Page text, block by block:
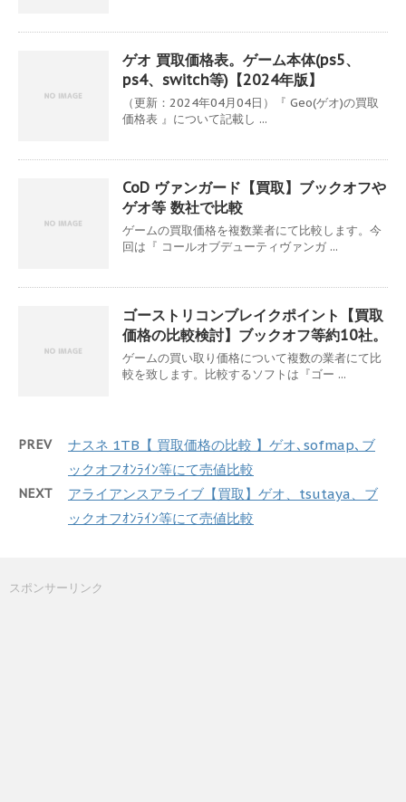
ゲオ 買取価格表。ゲーム本体(ps5、
ps4、switch等)【2024年版】
（更新：2024年04月04日）『 Geo(ゲオ)の買取
価格表 』について記載し ...
CoD ヴァンガード【買取】ブックオフや
ゲオ等 数社で比較
ゲームの買取価格を複数業者にて比較します。今
回は『 コールオブデューティヴァンガ ...
ゴーストリコンブレイクポイント【買取
価格の比較検討】ブックオフ等約10社。
ゲームの買い取り価格について複数の業者にて比
較を致します。比較するソフトは『ゴー ...
PREV
ナスネ 1TB【 買取価格の比較 】ゲオ､sofmap､ブ
ックオフｵﾝﾗｲﾝ等にて売値比較
NEXT
アライアンスアライブ【買取】ゲオ、tsutaya、ブ
ックオフｵﾝﾗｲﾝ等にて売値比較
スポンサーリンク